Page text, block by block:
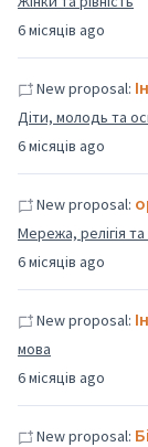
6 місяців ago
6 місяців ago
New proposal:
Діти, молодь та
6 місяців ago
New proposal:
Мережа, релігія та
6 місяців ago
New proposal:
мова
New proposal: